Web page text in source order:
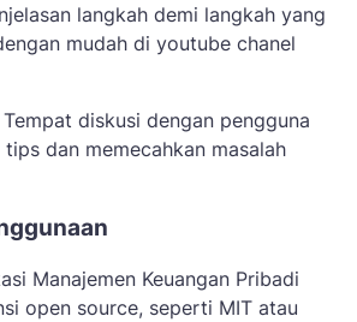
langkah demi langkah yang
mudah di youtube chanel
diskusi dengan pengguna
dan memecahkan masalah
Manajemen Keuangan Pribadi
open source, seperti MIT atau